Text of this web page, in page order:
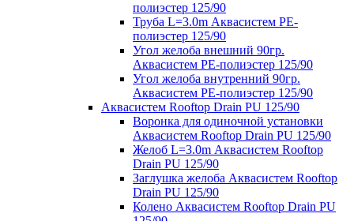
полиэстер 125/90
Труба L=3.0m Аквасистем PE-
полиэстер 125/90
Угол желоба внешний 90гр.
Аквасистем PE-полиэстер 125/90
Угол желоба внутренний 90гр.
Аквасистем PE-полиэстер 125/90
Аквасистем Rooftop Drain PU 125/90
Воронка для одиночной установки
Аквасистем Rooftop Drain PU 125/90
Желоб L=3.0m Аквасистем Rooftop
Drain PU 125/90
Заглушка желоба Аквасистем Rooftop
Drain PU 125/90
Колено Аквасистем Rooftop Drain PU